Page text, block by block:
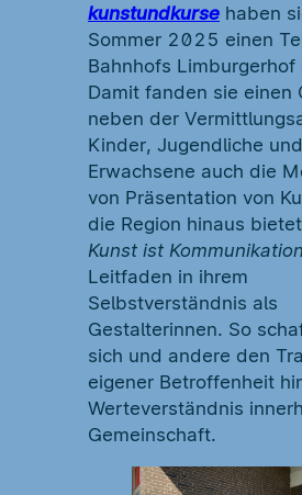
kunstundkurse haben
Sommer 2025 einen
Bahnhofs Limburgerhof
Damit fanden sie einen
neben der
Kinder, Jugendliche und
Erwachsene auch die
von Präsentation von
die Region hinaus
Kunst ist Kommunikation
Leitfaden in ihrem
Selbstverständnis als
Gestalterinnen. So
sich und andere den
eigener Betroffenheit
Werteverständnis
Gemeinschaft.